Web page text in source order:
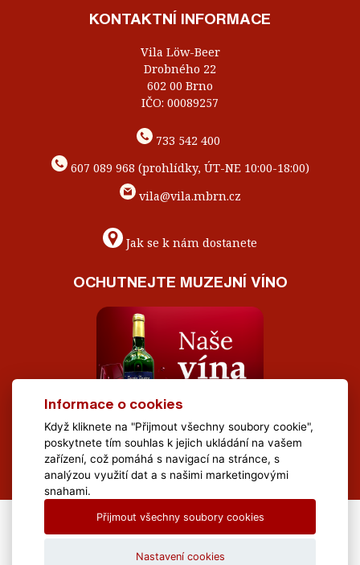
KONTAKTNÍ INFORMACE
Vila Löw-Beer
Drobného 22
602 00 Brno
IČO: 00089257
733 542 400
607 089 968 (prohlídky, ÚT-NE 10:00-18:00)
vila@vila.mbrn.cz
Jak se k nám dostanete
OCHUTNEJTE MUZEJNÍ VÍNO
All Rights Reserved Muzeum Brněnska © 2020, Webdesign by
Informace o cookies
Když kliknete na "Přijmout všechny soubory cookie",
poskytnete tím souhlas k jejich ukládání na vašem
zařízení, což pomáhá s navigací na stránce, s
analýzou využití dat a s našimi marketingovými
snahami.
Přijmout všechny soubory cookies
Nastavení cookies